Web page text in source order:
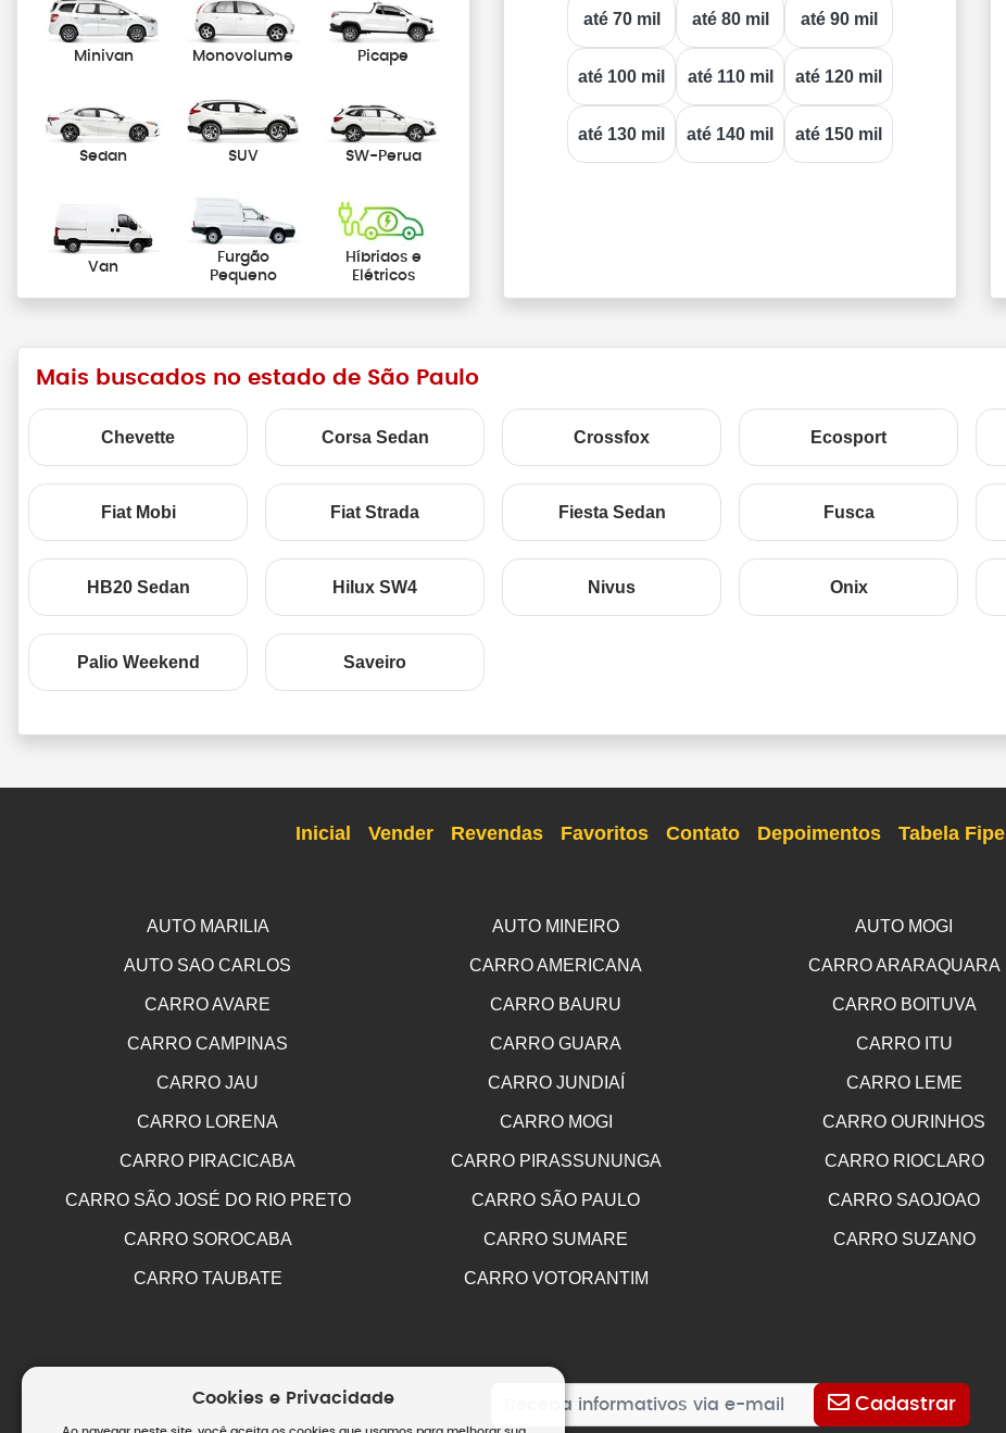
Minivan Monovolume Picape
Sedan SUV SW-Perua
Van
Furgão
Pequeno
Híbridos e
Elétricos
até 70 mil até 80 mil até 90 mil
até 100 mil até 110 mil até 120 mil
até 130 mil até 140 mil até 150 mil
Mais buscados no estado de São Paulo
Chevette Corsa Sedan Crossfox Ecosport
Fiat Mobi Fiat Strada Fiesta Sedan Fusca
HB20 Sedan Hilux SW4 Nivus Onix
Palio Weekend Saveiro
Inicial Vender Revendas Favoritos Contato Depoimentos Tabela Fipe
AUTO MARILIA AUTO MINEIRO AUTO MOGI
AUTO SAO CARLOS CARRO AMERICANA CARRO ARARAQUARA
CARRO AVARE CARRO BAURU CARRO BOITUVA
CARRO CAMPINAS CARRO GUARA CARRO ITU
CARRO JAU CARRO JUNDIAÍ CARRO LEME
CARRO LORENA CARRO MOGI CARRO OURINHOS
CARRO PIRACICABA CARRO PIRASSUNUNGA CARRO RIOCLARO
CARRO SÃO JOSÉ DO RIO PRETO CARRO SÃO PAULO CARRO SAOJOAO
CARRO SOROCABA CARRO SUMARE CARRO SUZANO
CARRO TAUBATE CARRO VOTORANTIM
Cadastrar
Cookies e Privacidade